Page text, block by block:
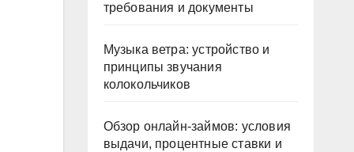
требования и документы
Музыка ветра: устройство и
принципы звучания
колокольчиков
Обзор онлайн-займов: условия
выдачи, процентные ставки и